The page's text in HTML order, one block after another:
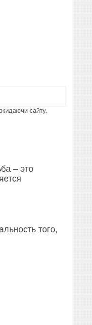
сайту.
– это
того,